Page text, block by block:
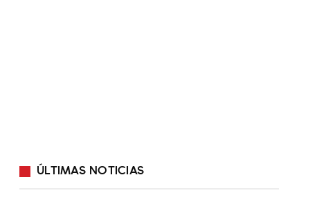
ÚLTIMAS NOTICIAS